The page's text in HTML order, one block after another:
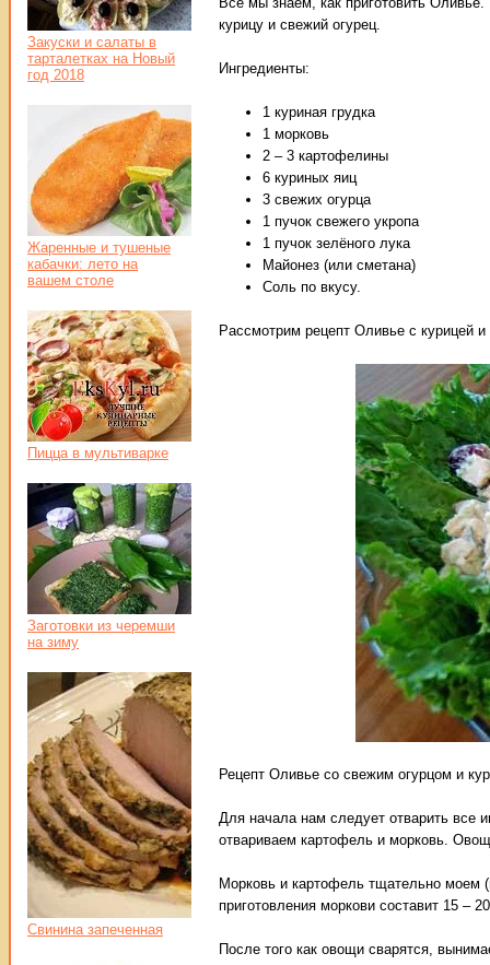
курицу и свежий огурец.
Ингредиенты:
1 куриная грудка
1 морковь
2 – 3 картофелины
6 куриных яиц
3 свежих огурца
1 пучок свежего укропа
1 пучок зелёного лука
Майонез (или сметана)
Соль по вкусу.
Рассмотрим рецепт Оливье с курицей
Рецепт Оливье со свежим огурцом и
Для начала нам следует отварить все
отвариваем картофель и морковь.
Морковь и картофель тщательно моем
приготовления моркови составит 15 –
После того как овощи сварятся,
Закуски и салаты в
тарталетках на Новый
год 2018
Жаренные и тушеные
кабачки: лето на
вашем столе
Пицца в мультиварке
Заготовки из черемши
на зиму
Свинина запеченная